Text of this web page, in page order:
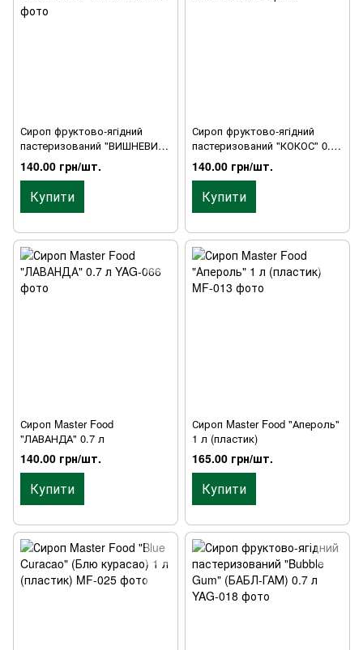
Сироп фруктово-ягідний
пастеризований "ВИШНЕВИЙ"
0.7 л
140.00 грн/шт.
Купити
Сироп фруктово-ягідний
пастеризований "КОКОС" 0.7
л
140.00 грн/шт.
Купити
Сироп Master Food
"ЛАВАНДА" 0.7 л
140.00 грн/шт.
Купити
Сироп Master Food "Апероль"
1 л (пластик)
165.00 грн/шт.
Купити